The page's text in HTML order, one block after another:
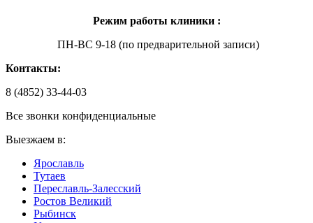
Режим работы клиники :
ПН-ВС 9-18 (по предварительной записи)
Контакты:
8 (4852) 33-44-03
Все звонки конфиденциальные
Выезжаем в:
Ярославль
Тутаев
Переславль-Залесский
Ростов Великий
Рыбинск